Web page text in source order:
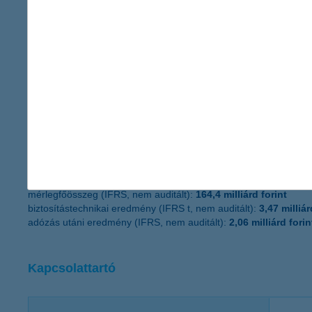
mérlegfőösszeg (IFRS, nem auditált): 164,4 milliárd forint
biztosítástechnikai eredmény (IFRS t, nem auditált): 3,47
adózás utáni eredmény (IFRS, nem auditált): 2,06 milliárd
Kapcsolattartó